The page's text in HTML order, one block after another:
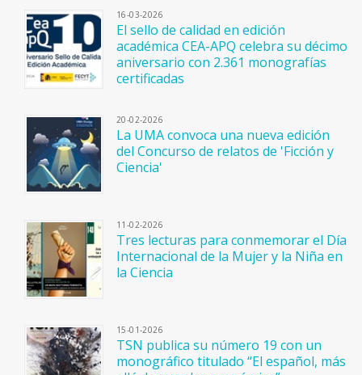
16-03-2026
El sello de calidad en edición
académica CEA-APQ celebra su décimo
aniversario con 2.361 monografías
certificadas
20-02-2026
La UMA convoca una nueva edición
del Concurso de relatos de 'Ficción y
Ciencia'
11-02-2026
Tres lecturas para conmemorar el Día
Internacional de la Mujer y la Niña en
la Ciencia
15-01-2026
TSN publica su número 19 con un
monográfico titulado “El español, más